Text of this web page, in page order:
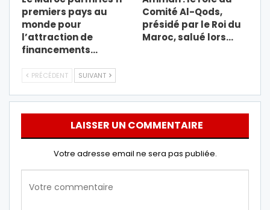
premiers pays au
monde pour
l’attraction de
financements…
Comité Al-Qods,
présidé par le Roi du
Maroc, salué lors…
PRÉCÉDENT SUIVANT
LAISSER UN COMMENTAIRE
Votre adresse email ne sera pas publiée.